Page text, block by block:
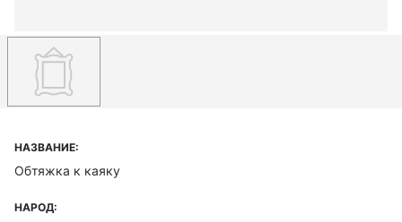
НАЗВАНИЕ:
Обтяжка к каяку
НАРОД: